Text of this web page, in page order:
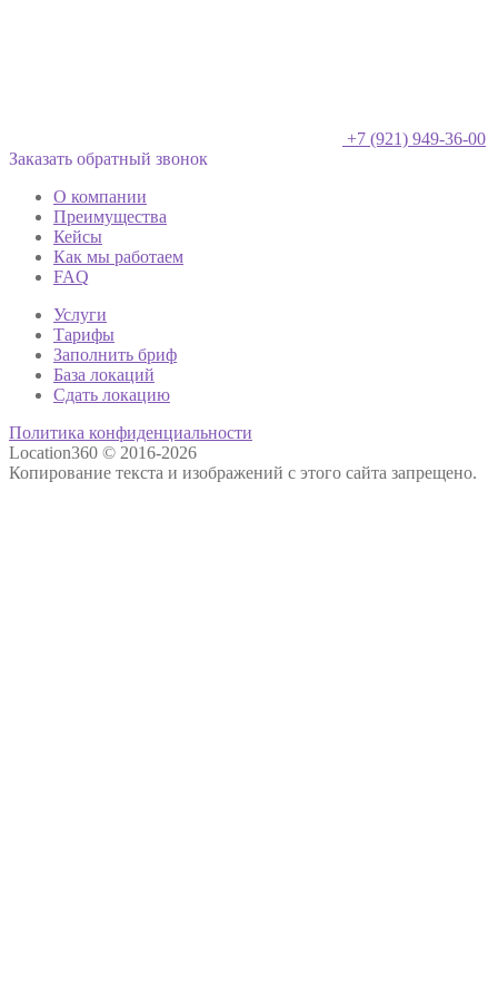
+7 (921) 949-36-00
Заказать обратный звонок
О компании
Преимущества
Кейсы
Как мы работаем
FAQ
Услуги
Тарифы
Заполнить бриф
База локаций
Сдать локацию
Политика конфиденциальности
Location360 © 2016-2026
Копирование текста и изображений с этого сайта запрещено.